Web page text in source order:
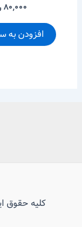
۸۰,۰۰۰ ریال
افزودن به
کلیه حقوق